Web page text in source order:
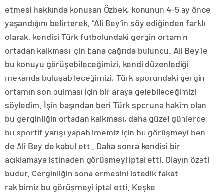
etmesi hakkında konuşan Özbek, konunun 4-5 ay önce
yaşandığını belirterek, “Ali Bey’in söylediğinden farklı
olarak, kendisi Türk futbolundaki gergin ortamın
ortadan kalkması için bana çağrıda bulundu. Ali Bey’le
bu konuyu görüşebileceğimizi, kendi düzenlediği
mekanda buluşabileceğimizi, Türk sporundaki gergin
ortamın son bulması için bir araya gelebileceğimizi
söyledim. İşin başından beri Türk sporuna hakim olan
bu gerginliğin ortadan kalkması, daha güzel günlerde
bu sportif yarışı yapabilmemiz için bu görüşmeyi ben
de Ali Bey de kabul etti. Daha sonra kendisi bir
açıklamaya istinaden görüşmeyi iptal etti. Olayın özeti
budur. Gerginliğin sona ermesini istedik fakat
rakibimiz bu görüşmeyi iptal etti. Keşke